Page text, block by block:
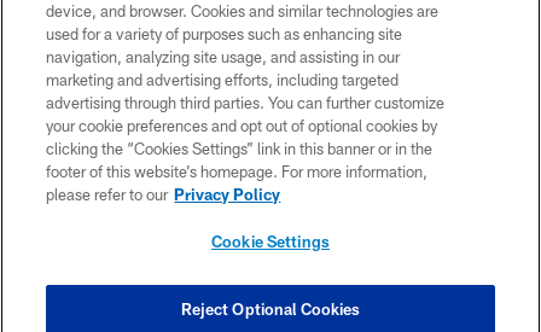
© 2026 Forty Niners Football Company LLC
TERMS AND CONDITIONS
PRIVACY POLICY
ACCESSIBILITY
CONTACT US
COOKIE SETTINGS
device, and browser. Cookies and similar technologies are
used for a variety of purposes such as enhancing site
navigation, analyzing site usage, and assisting in our
marketing and advertising efforts, including targeted
advertising through third parties. You can further customize
your cookie preferences and opt out of optional cookies by
clicking the “Cookies Settings” link in this banner or in the
footer of this website’s homepage. For more information,
please refer to our Privacy Policy
Cookie Settings
Reject Optional Cookies